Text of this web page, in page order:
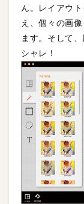
ん。レイアウ
え、個々の画
ます。そして
シャレ！